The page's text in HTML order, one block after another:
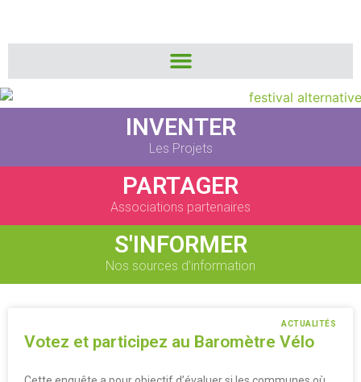
INVENTER
Les Projets
PARTAGER
Associations partenaires
S'INFORMER
Nos sources d’information
ACTUALITÉS
Votez et participez au Baromètre Vélo